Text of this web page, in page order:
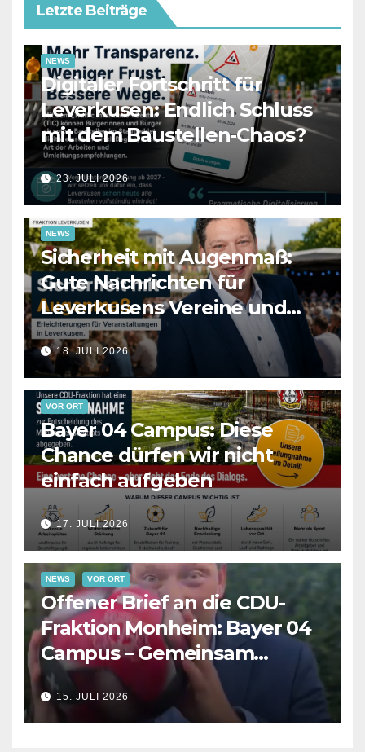
Letzte Beiträge
NEWS
Digitaler Fortschritt für
Leverkusen: Endlich Schluss
mit dem Baustellen-Chaos?
23. JULI 2026
NEWS
Sicherheit mit Augenmaß:
Gute Nachrichten für
Leverkusens Vereine und
Veranstalter
18. JULI 2026
VOR ORT
Bayer 04 Campus: Diese
Chance dürfen wir nicht
einfach aufgeben
17. JULI 2026
NEWS VOR ORT
Offener Brief an die CDU-
Fraktion Monheim: Bayer 04
Campus – Gemeinsam
Verantwortung für die
Zukunft übernehmen
15. JULI 2026